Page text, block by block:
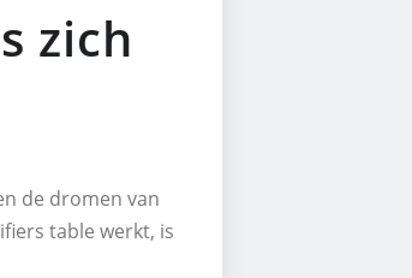
zich
de dromen van
table werkt, is